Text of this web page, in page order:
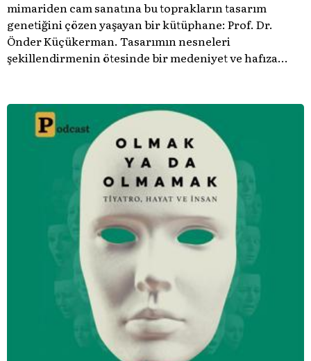
mimariden cam sanatına bu toprakların tasarım
genetiğini çözen yaşayan bir kütüphane: Prof. Dr.
Önder Küçükerman. ​Tasarımın nesneleri
şekillendirmenin ötesinde bir medeniyet ve hafıza